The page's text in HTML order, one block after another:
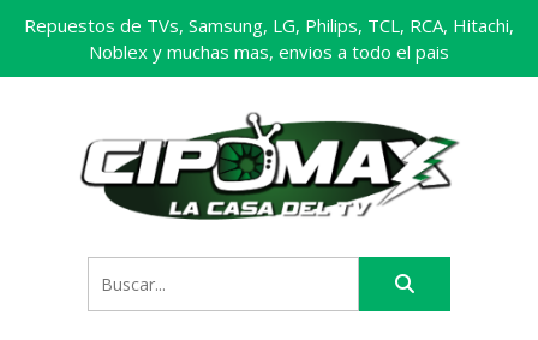
Repuestos de TVs, Samsung, LG, Philips, TCL, RCA, Hitachi,
Noblex y muchas mas, envios a todo el pais